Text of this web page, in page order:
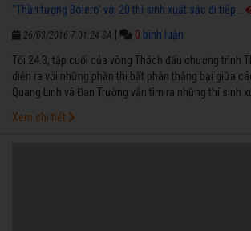
"Thần tượng Bolero' với 20 thí sinh xuất sắc đi tiếp...
26/03/2016 7:01:24 SA 0 bình luận
Tối 24.3, tập cuối của vòng Thách đấu chương trình
diễn ra với những phần thi bất phân thắng bại giữa
Quang Linh và Đan Trường vẫn tìm ra những thí sinh
Xem chi tiết